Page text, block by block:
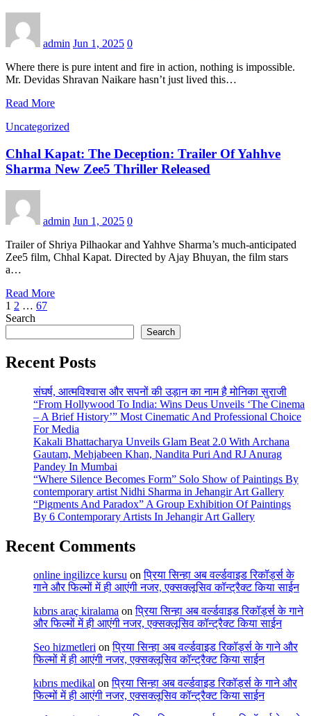
admin Jun 1, 2025 0
Where there is pure intent and fire in action, nothing is impossible.
Mr. Devidas Shravan Naikare hasn’t just lived this…
Read More
Uncategorized
Chhal Kapat: The Deception: Trailer Of Yahhve
Sharma New Zee5 Thriller Released
admin Jun 1, 2025 0
Trailer of Shriya Pilhaokar and Yahhve Sharma’s much-anticipated
Zee5 film, Chhal Kapat. Directed by Ajay Bhuyan, the film stars
a…
Read More
Posts
pagination
1 2 … 67
Search
Search
Recent Posts
संघर्ष, आत्मविश्वास और सपनों की उड़ान का नाम है मोनिका सुराजी
“From Hollywood To India: Wins Deus Unveils ‘The Cinema
– A Brief History’” Most Cinematic And Professional Choice
For Media
Kakali Bhattacharya Unveils Glam Beat 2.0 With Archana
Gautam, Mehjabeen Khan, Nandita Puri And RJ Anurag
Pandey In Mumbai
“Where Silence Becomes Form” Solo Show of Paintings By
contemporary artist Nidhi Sharma in Jehangir Art Gallery
“Pigments And Paradox” A Group Exhibition Of Paintings
By 6 Contemporary Artists In Jehangir Art Gallery
Recent Comments
online ingilizce kursu onप्रिया सिन्हा अब वर्ल्डवाइड रिकॉर्ड्स के
गाने और फिल्मों में ही आएंगी नजर, एक्सक्लूसिव कॉन्ट्रैक्ट किया साईन
kıbrıs araç kiralama onप्रिया सिन्हा अब वर्ल्डवाइड रिकॉर्ड्स के गाने
और फिल्मों में ही आएंगी नजर, एक्सक्लूसिव कॉन्ट्रैक्ट किया साईन
Seo hizmetleri onप्रिया सिन्हा अब वर्ल्डवाइड रिकॉर्ड्स के गाने और
फिल्मों में ही आएंगी नजर, एक्सक्लूसिव कॉन्ट्रैक्ट किया साईन
kıbrıs medikal onप्रिया सिन्हा अब वर्ल्डवाइड रिकॉर्ड्स के गाने और
फिल्मों में ही आएंगी नजर, एक्सक्लूसिव कॉन्ट्रैक्ट किया साईन